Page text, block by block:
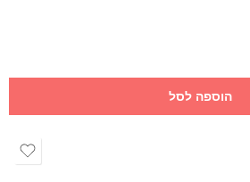
הוספה לסל